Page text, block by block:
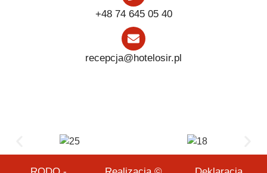
+48 74 645 05 40
recepcja@hotelosir.pl